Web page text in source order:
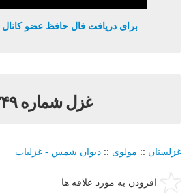
برای دریافت فال حافظ عضو کانال
غزل شماره ۲۲۴۹
غزلستان :: مولوی :: دیوان شمس - غزلیات
افزودن به مورد علاقه ها